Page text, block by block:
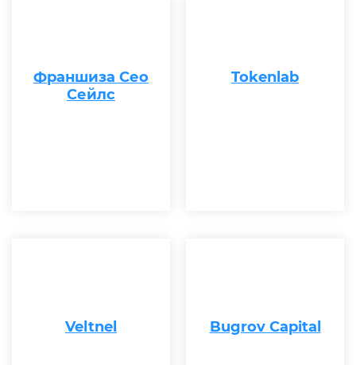
Франшиза Сео
Сейлс
Tokenlab
Veltnel Bugrov Capital